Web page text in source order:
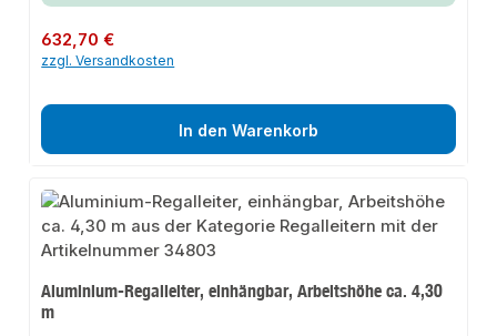
Regulärer Preis:
632,70 €
zzgl. Versandkosten
In den Warenkorb
Aluminium-Regalleiter, einhängbar, Arbeitshöhe ca. 4,30
m